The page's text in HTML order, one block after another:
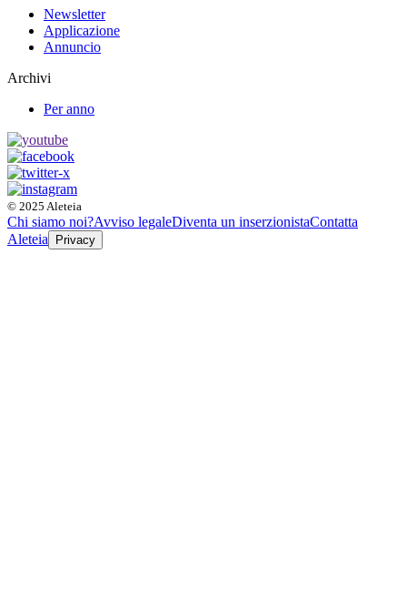
Newsletter
Applicazione
Annuncio
Archivi
Per anno
© 2025 Aleteia
Chi siamo noi?Avviso legaleDiventa un inserzionistaContatta
Aleteia
Privacy